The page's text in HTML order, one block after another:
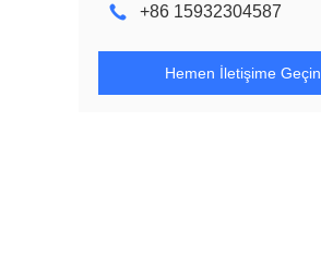
+86 15932304587
Hemen İletişime Geçin